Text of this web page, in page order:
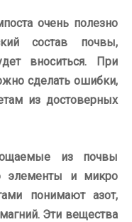
очень полезно
состав почвы,
вноситься. При
сделать ошибки,
из достоверных
из почвы
элементы и микро
понимают азот,
Эти вещества